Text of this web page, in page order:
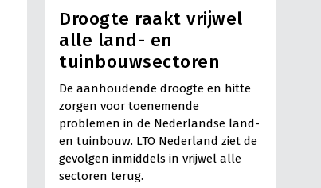
Droogte raakt vrijwel
alle land- en
tuinbouwsectoren
De aanhoudende droogte en hitte
zorgen voor toenemende
problemen in de Nederlandse land-
en tuinbouw. LTO Nederland ziet de
gevolgen inmiddels in vrijwel alle
sectoren terug.